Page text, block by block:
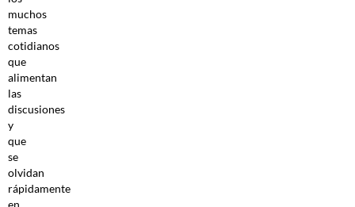
muchos
temas
cotidianos
que
alimentan
las
discusiones
y
que
se
olvidan
rápidamente